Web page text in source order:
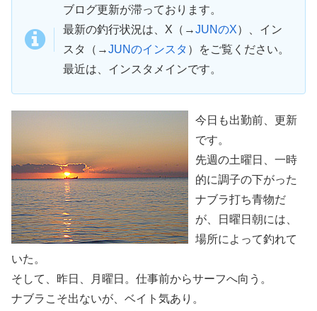
ブログ更新が滞っております。
最新の釣行状況は、X（→JUNのX）、イン
スタ（→JUNのインスタ ）をご覧ください。
最近は、インスタメインです。
今日も出勤前、更新
です。
先週の土曜日、一時
的に調子の下がった
ナブラ打ち青物だ
が、日曜日朝には、
場所によって釣れて
いた。
そして、昨日、月曜日。仕事前からサーフへ向う。
ナブラこそ出ないが、ベイト気あり。